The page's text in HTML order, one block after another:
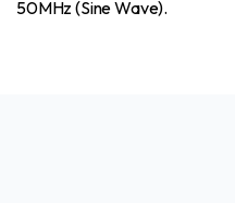
50MHz (Sine Wave).